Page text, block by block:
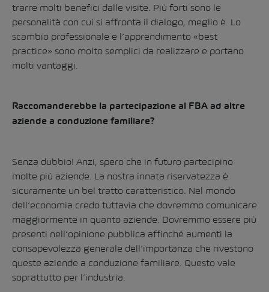
trarre molti benefici dalle visite. Più forti sono le
personalità con cui si affronta il dialogo, meglio è. Lo
scambio professionale e l’apprendimento «best
practice» sono molto semplici da realizzare e portano
molti vantaggi.
Raccomanderebbe la partecipazione al FBA ad altre
aziende a conduzione familiare?
Senza dubbio! Anzi, spero che in futuro partecipino
molte più aziende. La nostra innata riservatezza è
sicuramente un bel tratto caratteristico. Nel mondo
dell’economia credo tuttavia che dovremmo comunicare
maggiormente in quanto aziende. Dovremmo essere più
presenti nell’opinione pubblica affinché aumenti la
consapevolezza generale dell’importanza che rivestono
queste aziende a conduzione familiare. Questo vale
soprattutto per l’industria.